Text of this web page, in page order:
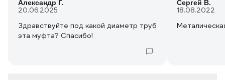
Александр Г.
20.06.2025
Здравствуйте под какой диаметр труб
эта муфта? Спасибо!
Сергей В.
18.08.2022